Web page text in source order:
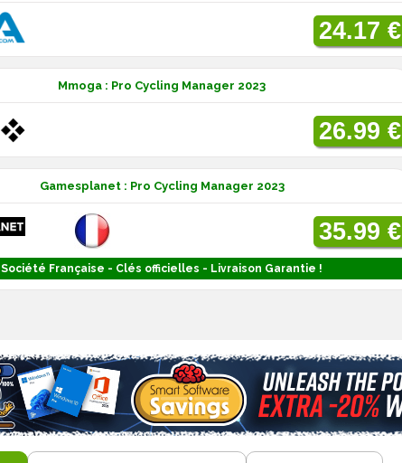
24.17 €
Mmoga : Pro Cycling Manager 2023
26.99 €
Gamesplanet : Pro Cycling Manager 2023
35.99 €
Société Française - Clés officielles - Livraison Garantie !